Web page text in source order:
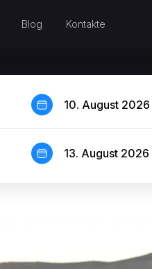
Blog Kontakte
10. August 2026
13. August 2026